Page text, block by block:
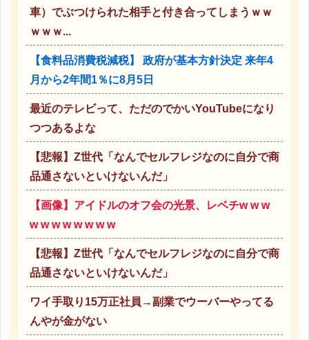
車）でぶつけられた相手と付き合ってしまうｗｗ
ｗｗｗ...
【食料品消費税減税】 政府が基本方針決定 来年4
月から2年間1％に8月5日
最近のテレビって、ただのでかいYouTubeになり
つつあるよな
【悲報】Z世代「なんでセルフレジなのに自分で商
品通さないといけないんだ」
【画像】アイドルのオフ会の光景、レベチw w w
w w w w w w w w
【悲報】Z世代「なんでセルフレジなのに自分で商
品通さないといけないんだ」
ワイ手取り15万正社員→副業でウーバーやってる
んやが金がない